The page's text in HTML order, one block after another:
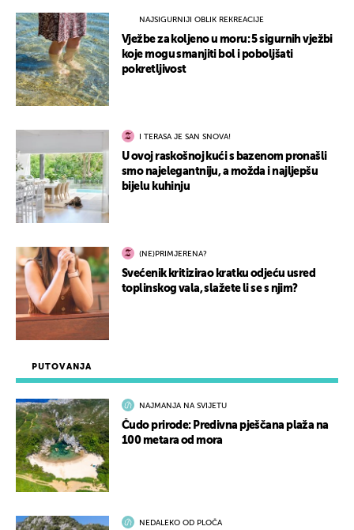
PUTOVANJA
NAJMANJA NA SVIJETU
Čudo prirode: Predivna pješčana plaža na
100 metara od mora
NEDALEKO OD PLOČA
NAJSIGURNIJI OBLIK REKREACIJE
Vježbe za koljeno u moru: 5 sigurnih vježbi
koje mogu smanjiti bol i poboljšati
pokretljivost
I TERASA JE SAN SNOVA!
U ovoj raskošnoj kući s bazenom pronašli
smo najelegantniju, a možda i najljepšu
bijelu kuhinju
(NE)PRIMJERENA?
Svećenik kritizirao kratku odjeću usred
toplinskog vala, slažete li se s njim?